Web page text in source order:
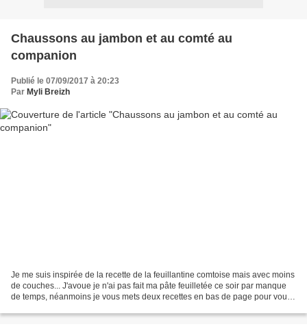
Chaussons au jambon et au comté au
companion
Publié le 07/09/2017 à 20:23
Par Myli Breizh
Je me suis inspirée de la recette de la feuillantine comtoise mais avec moins
de couches... J'avoue je n'ai pas fait ma pâte feuilletée ce soir par manque
de temps, néanmoins je vous mets deux recettes en bas de page pour vous